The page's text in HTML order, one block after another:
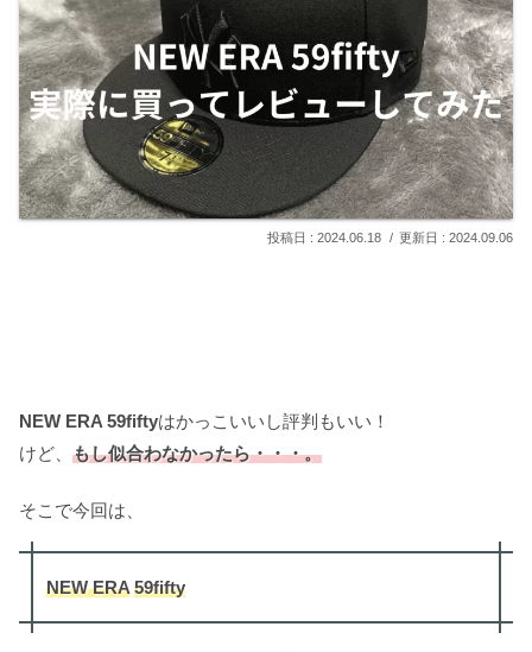
2024.06.18 2024.09.06
NEW ERA 59fiftyはかっこいいし評判もいい！
けど、 もし似合わなかったら・・・。
そこで今回は、
NEW ERA 59fifty